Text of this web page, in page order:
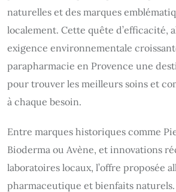
naturelles et des marques
localement. Cette quête d’efficacité,
exigence environnementale
parapharmacie en Provence une
pour trouver les meilleurs soins et
à chaque besoin.
Entre marques historiques comme
Bioderma ou Avène, et innovations
laboratoires locaux, l’offre proposée
pharmaceutique et bienfaits naturels.